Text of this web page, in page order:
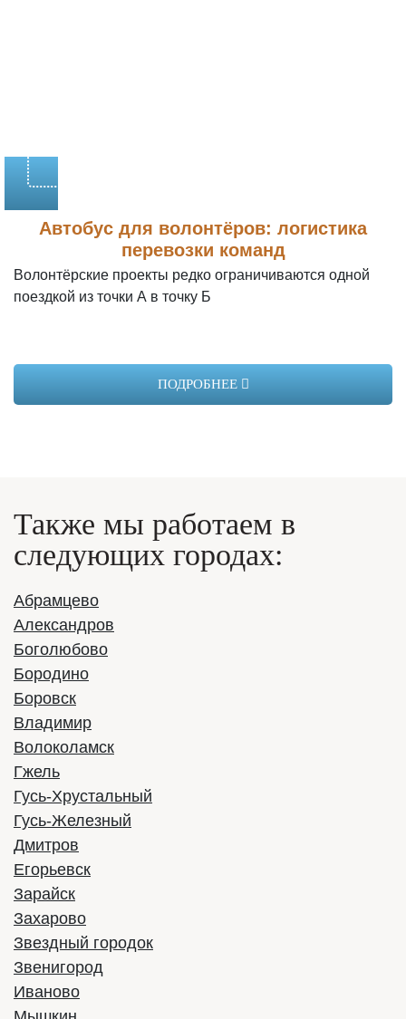
Yutong ZK6129
Вместимость:45 мест
Вместимость:
Стоимость:
Автобус для волонтёров: логистика
перевозки команд
Волонтёрские проекты редко ограничиваются одной
поездкой из точки А в точку Б
ПОДРОБНЕЕ
Также мы работаем в
следующих городах:
Абрамцево
Александров
Боголюбово
Бородино
Боровск
Владимир
Волоколамск
Гжель
Гусь-Хрустальный
Гусь-Железный
Дмитров
Егорьевск
Зарайск
Захарово
Звездный городок
Звенигород
Иваново